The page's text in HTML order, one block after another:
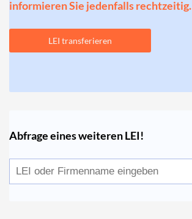
informieren Sie jedenfalls rechtzeitig.
LEI transferieren
Abfrage eines weiteren LEI!